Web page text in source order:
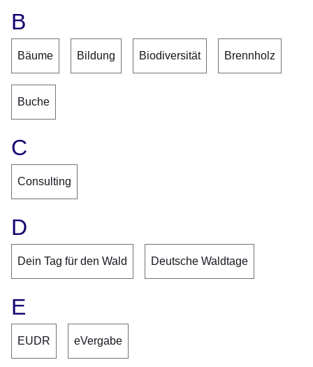
B
Bäume Bildung Biodiversität Brennholz
Buche
C
Consulting
D
Dein Tag für den Wald Deutsche Waldtage
E
EUDR eVergabe